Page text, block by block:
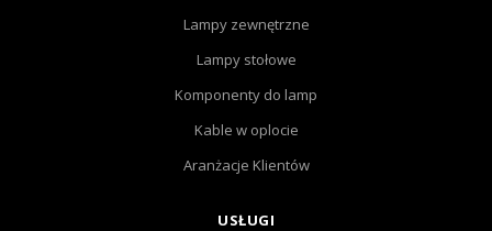
Lampy zewnętrzne
Lampy stołowe
Komponenty do lamp
Kable w oplocie
Aranżacje Klientów
USŁUGI